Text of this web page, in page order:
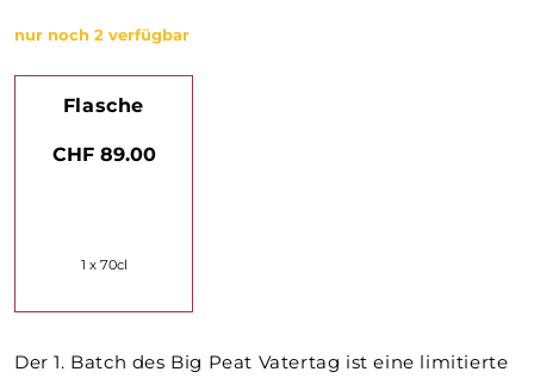
nur noch 2 verfügbar
Flasche
CHF 89.00
1 x 70cl
Der 1. Batch des Big Peat Vatertag ist eine limitierte